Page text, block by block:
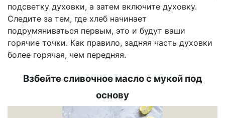
подсветку духовки, а затем включите духовку.
Следите за тем, где хлеб начинает
подрумяниваться первым, это и будут ваши
горячие точки. Как правило, задняя часть духовки
более горячая, чем передняя.
Взбейте сливочное масло с мукой под
основу